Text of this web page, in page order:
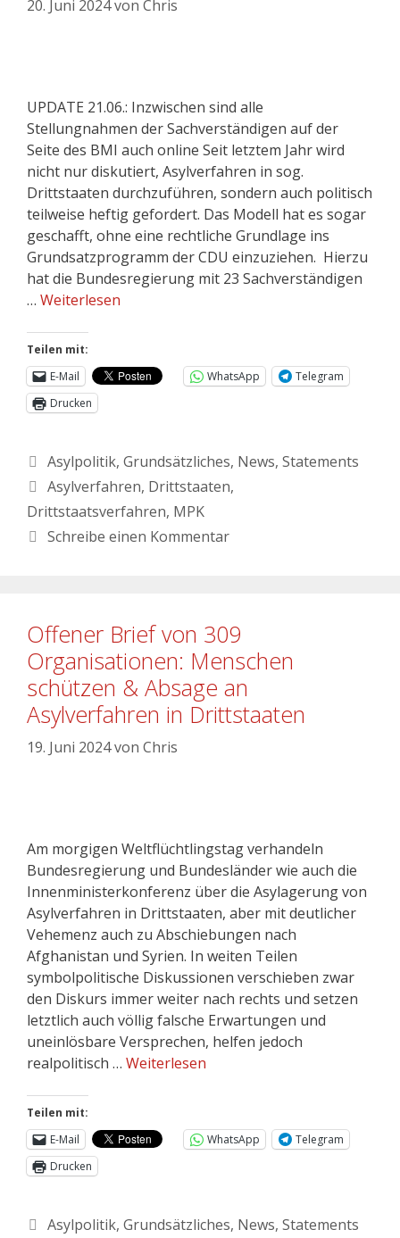
20. Juni 2024von Chris
UPDATE 21.06.: Inzwischen sind alle
Stellungnahmen der Sachverständigen auf der
Seite des BMI auch online Seit letztem Jahr wird
nicht nur diskutiert, Asylverfahren in sog.
Drittstaaten durchzuführen, sondern auch politisch
teilweise heftig gefordert. Das Modell hat es sogar
geschafft, ohne eine rechtliche Grundlage ins
Grundsatzprogramm der CDU einzuziehen. Hierzu
hat die Bundesregierung mit 23 Sachverständigen
… Weiterlesen
Teilen mit:
E-Mail
WhatsApp
Telegram
Drucken
Asylpolitik, Grundsätzliches, News, Statements
Asylverfahren, Drittstaaten,
Drittstaatsverfahren, MPK
Schreibe einen Kommentar
Offener Brief von 309
Organisationen: Menschen
schützen & Absage an
Asylverfahren in Drittstaaten
19. Juni 2024von Chris
Am morgigen Weltflüchtlingstag verhandeln
Bundesregierung und Bundesländer wie auch die
Innenministerkonferenz über die Asylagerung von
Asylverfahren in Drittstaaten, aber mit deutlicher
Vehemenz auch zu Abschiebungen nach
Afghanistan und Syrien. In weiten Teilen
symbolpolitische Diskussionen verschieben zwar
den Diskurs immer weiter nach rechts und setzen
letztlich auch völlig falsche Erwartungen und
uneinlösbare Versprechen, helfen jedoch
realpolitisch … Weiterlesen
Teilen mit:
E-Mail
WhatsApp
Telegram
Drucken
Asylpolitik, Grundsätzliches, News, Statements